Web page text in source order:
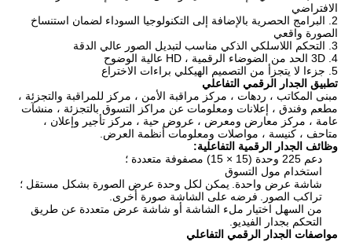
الافتراضي
2. البرامج الحصرية بالإضافة إلى التكنولوجيا السوداء لضمان استنساخ
الصورة واقعي
3. التحكم اللاسلكي الذكي مناسب لتبديل الصور عالي الدقة
4. 3D الحد من الضوضاء الرقمية ، HD عالية الوضوح
5. جزءا لا يتجزأ من التصميم الهيكلي براءات الاختراع
تطبيق الجدار الرقمي التفاعلي
مبنى المكاتب ، ردهات ، مركز مراقبة الأمن ، مركز للمراقبة والتجزئة ،
مطعم وفندق ، إعلانات ومعلومات عن مراكز التسوق بالتجزئة ، منشآت
عامة ، مركز معارض ومعرض ، عروض حية ، مركز تأجير وإعلان ،
متاحف ، كنيسة ، مواصلات ومعلومات أنظمة العرض.
وظائف الجدار الرقمية التفاعلية:
دعم 225 وحدة (15 × 15) مصفوفة متعددة ؛
استخدام مول التسوق
شاشة عرض واحدة. يمكن لكل وحدة عرض الصورة بشكل مستقل ؛
تراكب الصور. فرضه على الشاشة صورة أخرى.
من السهل اختيار ملء الشاشة أو شاشة عرض متعددة عن طريق
التحكم بجدار الفيديو.
مواصفات الجدار الرقمي التفاعلي